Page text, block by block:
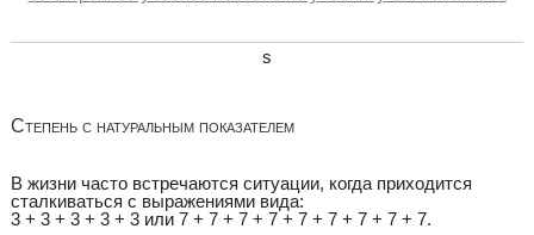
s
Степень с натуральным показателем
В жизни часто встречаются ситуации, когда приходится
сталкиваться с выражениями вида:
3 + 3 + 3 + 3 + 3 или 7 + 7 + 7 + 7 + 7 + 7 + 7 + 7 + 7.